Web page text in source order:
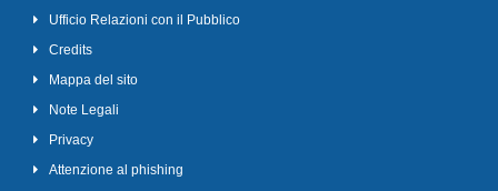
Ufficio Relazioni con il Pubblico
Credits
Mappa del sito
Note Legali
Privacy
Attenzione al phishing